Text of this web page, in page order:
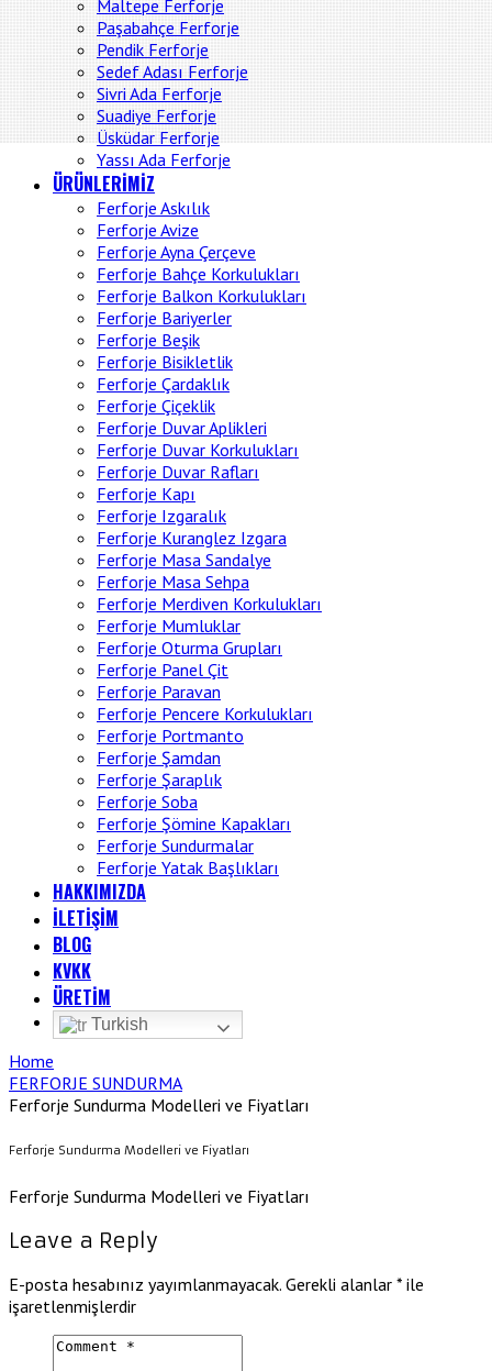
Maltepe Ferforje
Paşabahçe Ferforje
Pendik Ferforje
Sedef Adası Ferforje
Sivri Ada Ferforje
Suadiye Ferforje
Üsküdar Ferforje
Yassı Ada Ferforje
ÜRÜNLERİMİZ
Ferforje Askılık
Ferforje Avize
Ferforje Ayna Çerçeve
Ferforje Bahçe Korkulukları
Ferforje Balkon Korkulukları
Ferforje Bariyerler
Ferforje Beşik
Ferforje Bisikletlik
Ferforje Çardaklık
Ferforje Çiçeklik
Ferforje Duvar Aplikleri
Ferforje Duvar Korkulukları
Ferforje Duvar Rafları
Ferforje Kapı
Ferforje Izgaralık
Ferforje Kuranglez Izgara
Ferforje Masa Sandalye
Ferforje Masa Sehpa
Ferforje Merdiven Korkulukları
Ferforje Mumluklar
Ferforje Oturma Grupları
Ferforje Panel Çit
Ferforje Paravan
Ferforje Pencere Korkulukları
Ferforje Portmanto
Ferforje Şamdan
Ferforje Şaraplık
Ferforje Soba
Ferforje Şömine Kapakları
Ferforje Sundurmalar
Ferforje Yatak Başlıkları
HAKKIMIZDA
İLETİŞİM
BLOG
KVKK
ÜRETİM
Turkish
Home
FERFORJE SUNDURMA
Ferforje Sundurma Modelleri ve Fiyatları
Ferforje Sundurma Modelleri ve Fiyatları
Ferforje Sundurma Modelleri ve Fiyatları
Leave a Reply
E-posta hesabınız yayımlanmayacak. Gerekli alanlar * ile
işaretlenmişlerdir